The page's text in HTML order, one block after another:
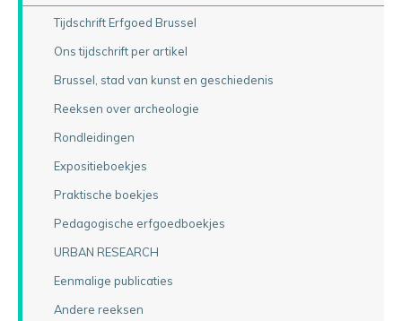
Tijdschrift Erfgoed Brussel
Ons tijdschrift per artikel
Brussel, stad van kunst en geschiedenis
Reeksen over archeologie
Rondleidingen
Expositieboekjes
Praktische boekjes
Pedagogische erfgoedboekjes
URBAN RESEARCH
Eenmalige publicaties
Andere reeksen